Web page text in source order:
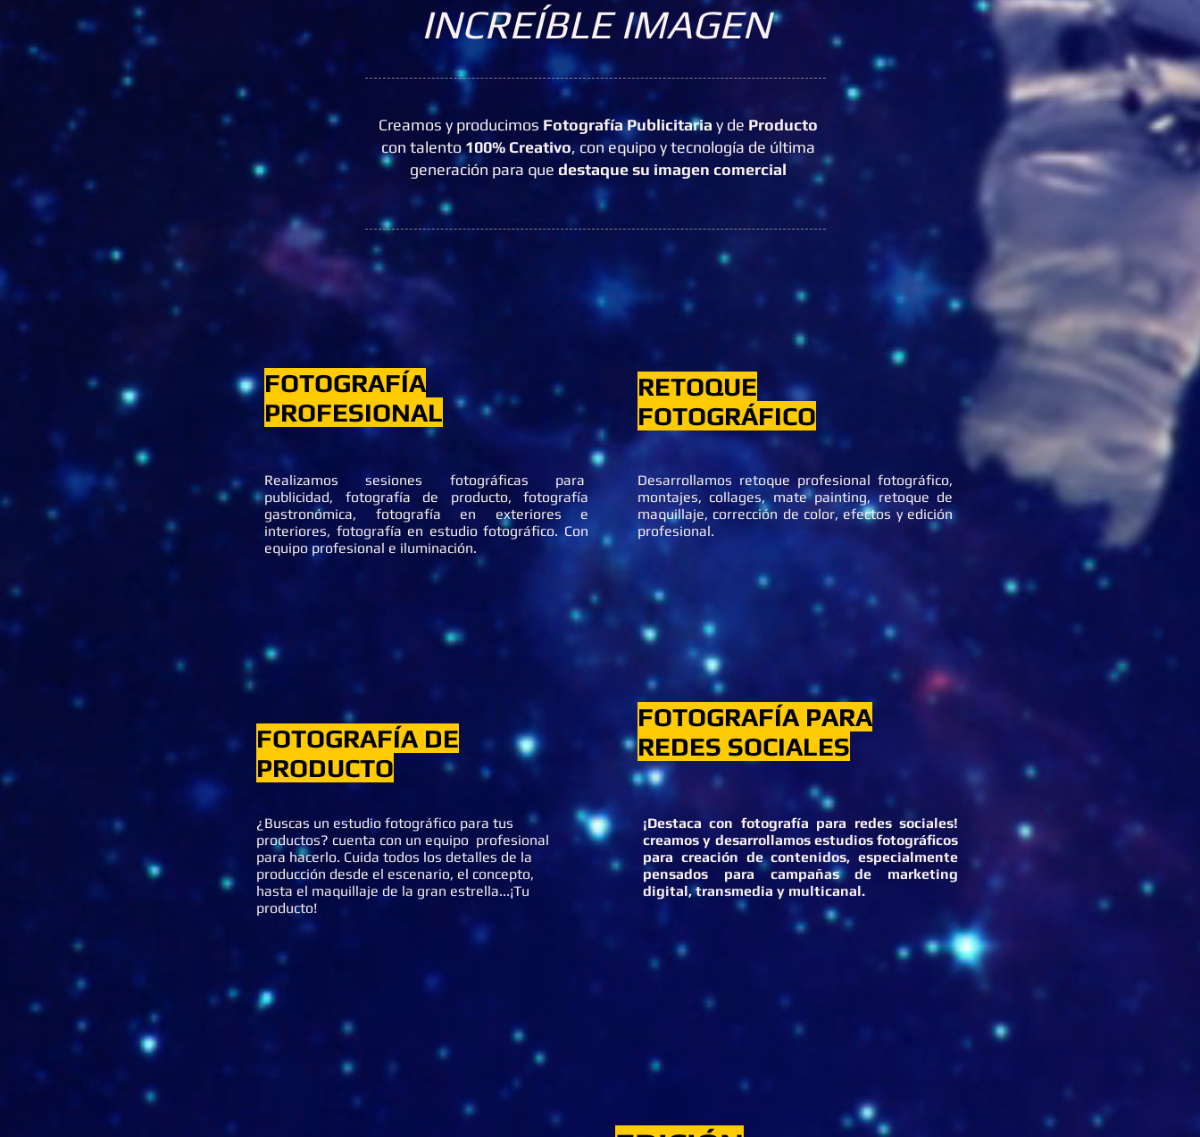
INCREÍBLE IMAGEN
Realizamos sesiones fotográficas para
publicidad, fotografía de producto, fotografía
gastronómica, fotografía en exteriores e
interiores, fotografía en estudio fotográfico. Con
equipo profesional e iluminación.
FOTOGRAFÍA
PROFESIONAL
Desarrollamos retoque profesional fotográfico,
montajes, collages, mate painting, retoque de
maquillaje, corrección de color, efectos y edición
profesional.
RETOQUE
FOTOGRÁFICO
¡Destaca con fotografía para redes sociales!
creamos y desarrollamos estudios fotográficos
para creación de contenidos, especialmente
pensados para campañas de marketing
digital, transmedia y multicanal.
FOTOGRAFÍA PARA
REDES SOCIALES
¿Buscas un estudio fotográfico para tus
productos? cuenta con un equipo profesional
para hacerlo. Cuida todos los detalles de la
producción desde el escenario, el concepto,
hasta el maquillaje de la gran estrella...¡Tu
producto!
FOTOGRAFÍA DE
PRODUCTO
Creamos y producimos Fotografía Publicitaria y de Producto
con talento100% Creativo, con equipo y tecnología de última
generación para que destaque su imagen comercial